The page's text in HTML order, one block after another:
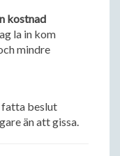
kostnad
la in kom
mindre
fatta beslut
än att gissa.